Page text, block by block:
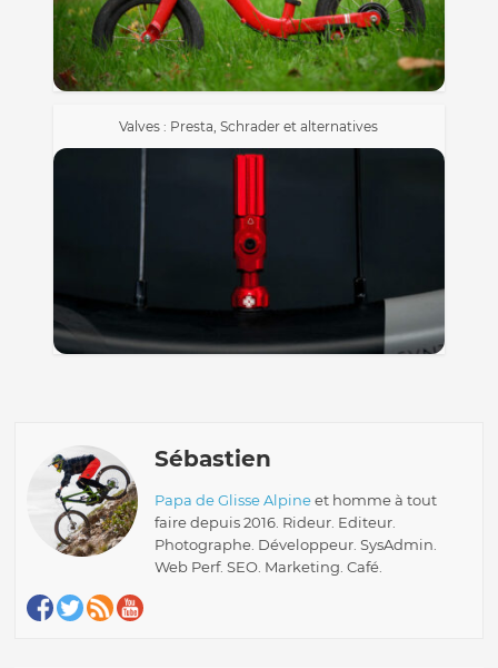
Valves : Presta, Schrader et alternatives
Sébastien
Papa de Glisse Alpineet homme à tout
faire depuis 2016. Rideur. Editeur.
Photographe. Développeur. SysAdmin.
Web Perf. SEO. Marketing. Café.